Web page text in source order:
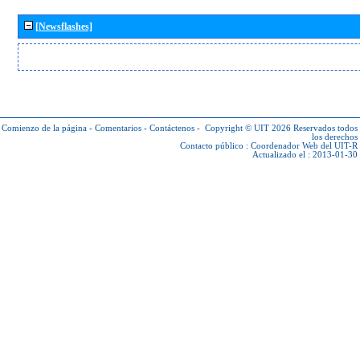
[Newsflashes]
Comienzo de la página - Comentarios - Contáctenos - Copyright © UIT 2026 Reservados todos
los derechos
Contacto público : Coordenador Web del UIT-R
Actualizado el : 2013-01-30